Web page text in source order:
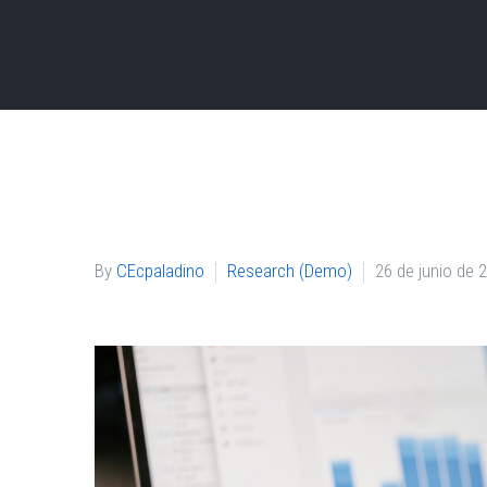
By CEcpaladino Research (Demo) 26 de junio de